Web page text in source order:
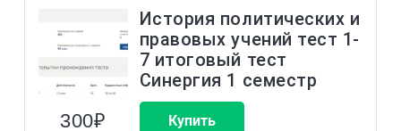
300₽
История политических и
правовых учений тест 1-
7 итоговый тест
Синергия 1 семестр
Купить